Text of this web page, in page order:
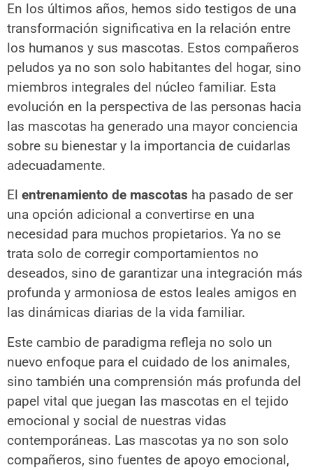
En los últimos años, hemos sido testigos de una
transformación significativa en la relación entre
los humanos y sus mascotas. Estos compañeros
peludos ya no son solo habitantes del hogar, sino
miembros integrales del núcleo familiar. Esta
evolución en la perspectiva de las personas hacia
las mascotas ha generado una mayor conciencia
sobre su bienestar y la importancia de cuidarlas
adecuadamente.
El entrenamiento de mascotas ha pasado de ser
una opción adicional a convertirse en una
necesidad para muchos propietarios. Ya no se
trata solo de corregir comportamientos no
deseados, sino de garantizar una integración más
profunda y armoniosa de estos leales amigos en
las dinámicas diarias de la vida familiar.
Este cambio de paradigma refleja no solo un
nuevo enfoque para el cuidado de los animales,
sino también una comprensión más profunda del
papel vital que juegan las mascotas en el tejido
emocional y social de nuestras vidas
contemporáneas. Las mascotas ya no son solo
compañeros, sino fuentes de apoyo emocional,